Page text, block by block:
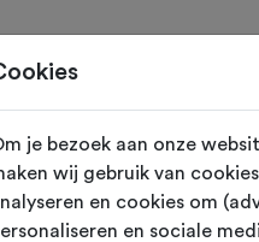
je bezoek aan onze
wij gebruik van
en cookies om
en sociale